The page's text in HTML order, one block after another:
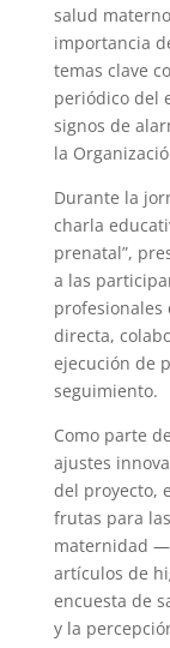
salud
importancia
temas clave
periódico del
signos de
la
Durante la
charla
prenatal”,
a las
profesionales
directa,
ejecución de
seguimiento.
Como parte
ajustes
del proyecto,
frutas para
maternidad
artículos de
encuesta de
y la